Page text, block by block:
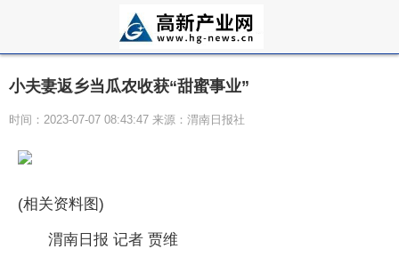
小夫妻返乡当瓜农收获“甜蜜事业”
时间：2023-07-07 08:43:47 来源：渭南日报社
(相关资料图)
渭南日报 记者 贾维